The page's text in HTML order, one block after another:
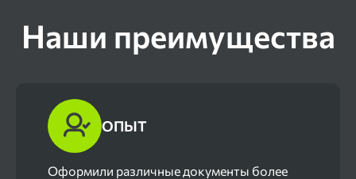
Наши преимущества
ОПЫТ
Оформили различные документы более